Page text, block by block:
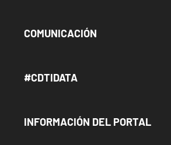
Menu Footer Comunicación
COMUNICACIÓN
Menú Footer #Cdtidata
#CDTIDATA
Menu Footer Información del Portal
INFORMACIÓN DEL PORTAL